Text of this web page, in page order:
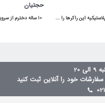
خواهرم پلاستیکیه این راکرها را برای دخترش خریده بود ولی اصلا خوب نبود و تعادل بچه حفظ نمیشد ولی من این راکر چوبی را خریدم خیلی عالی بود مرسی
حجتیان
20